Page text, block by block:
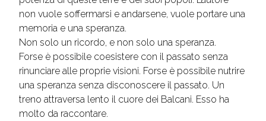
non vuole soffermarsi e andarsene, vuole portare una
memoria e una speranza.
Non solo un ricordo, e non solo una speranza.
Forse è possibile coesistere con il passato senza
rinunciare alle proprie visioni. Forse è possibile nutrire
una speranza senza disconoscere il passato. Un
treno attraversa lento il cuore dei Balcani. Esso ha
molto da raccontare.